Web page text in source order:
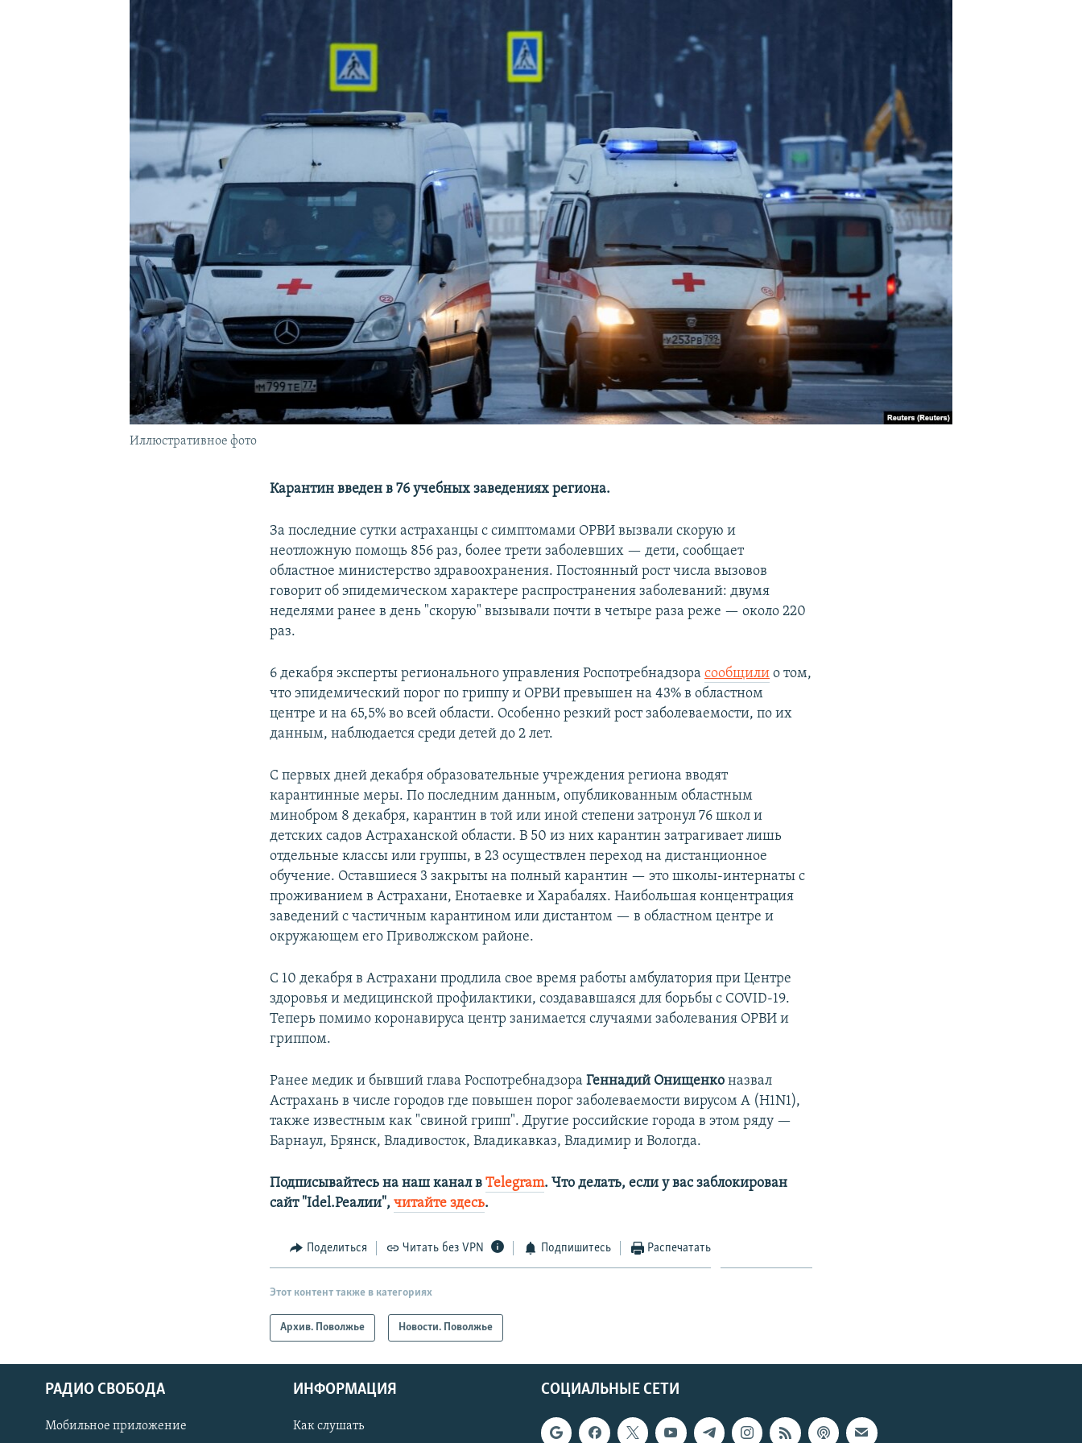
ПОДПИШИТЕСЬ НА РАССЫЛКУ
СОЦИАЛЬНЫЕ СЕТИ
Иллюстративное фото
Карантин введен в 76 учебных заведениях региона.
За последние сутки астраханцы с симптомами ОРВИ вызвали скорую и
неотложную помощь 856 раз, более трети заболевших — дети, сообщает
областное министерство здравоохранения. Постоянный рост числа вызовов
говорит об эпидемическом характере распространения заболеваний: двумя
неделями ранее в день "скорую" вызывали почти в четыре раза реже — около 220
раз.
6 декабря эксперты регионального управления Роспотребнадзорасообщили о том,
что эпидемический порог по гриппу и ОРВИ превышен на 43% в областном
центре и на 65,5% во всей области. Особенно резкий рост заболеваемости, по их
данным, наблюдается среди детей до 2 лет.
С первых дней декабря образовательные учреждения региона вводят
карантинные меры. По последним данным, опубликованным областным
минобром 8 декабря, карантин в той или иной степени затронул 76 школ и
детских садов Астраханской области. В 50 из них карантин затрагивает лишь
отдельные классы или группы, в 23 осуществлен переход на дистанционное
обучение. Оставшиеся 3 закрыты на полный карантин — это школы-интернаты с
проживанием в Астрахани, Енотаевке и Харабалях. Наибольшая концентрация
заведений с частичным карантином или дистантом — в областном центре и
окружающем его Приволжском районе.
С 10 декабря в Астрахани продлила свое время работы амбулатория при Центре
здоровья и медицинской профилактики, создававшаяся для борьбы с COVID-19.
Теперь помимо коронавируса центр занимается случаями заболевания ОРВИ и
гриппом.
Ранее медик и бывший глава РоспотребнадзораГеннадий Онищенко назвал
Астрахань в числе городов где повышен порог заболеваемости вирусом A (H1N1),
также известным как "свиной грипп". Другие российские города в этом ряду —
Барнаул, Брянск, Владивосток, Владикавказ, Владимир и Вологда.
Подписывайтесь на наш канал вTelegram. Что делать, если у вас заблокирован
сайт "Idel.Реалии",читайте здесь.
Поделиться Читать без VPN Подпишитесь Распечатать
Этот контент также в категориях
Архив. Поволжье Новости. Поволжье
СОЦИАЛЬНЫЕ СЕТИ
РАДИО СВОБОДА
Мобильное приложение
ИНФОРМАЦИЯ
Как слушать